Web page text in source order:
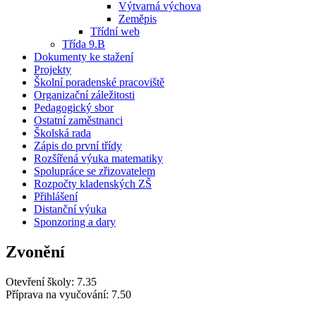
Výtvarná výchova
Zeměpis
Třídní web
Třída 9.B
Dokumenty ke stažení
Projekty
Školní poradenské pracoviště
Organizační záležitosti
Pedagogický sbor
Ostatní zaměstnanci
Školská rada
Zápis do první třídy
Rozšířená výuka matematiky
Spolupráce se zřizovatelem
Rozpočty kladenských ZŠ
Přihlášení
Distanční výuka
Sponzoring a dary
Zvonění
Otevření školy: 7.35
Příprava na vyučování: 7.50